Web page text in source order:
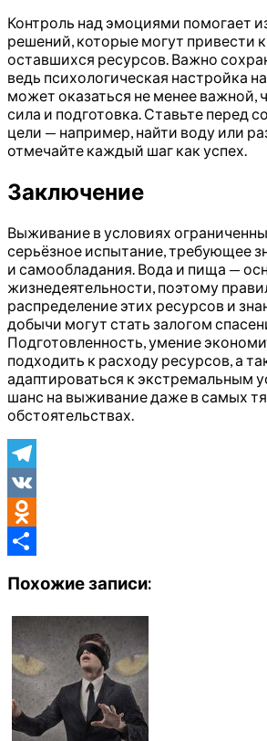
Контроль над эмоциями помогает
решений, которые могут привести
оставшихся ресурсов. Важно
ведь психологическая настройка
может оказаться не менее важной,
сила и подготовка. Ставьте перед
цели — например, найти воду или
отмечайте каждый шаг как успех.
Заключение
Выживание в условиях
серьёзное испытание, требующее
и самообладания. Вода и пища —
жизнедеятельности, поэтому
распределение этих ресурсов и
добычи могут стать залогом
Подготовленность, умение
подходить к расходу ресурсов, а
адаптироваться к экстремальным
шанс на выживание даже в самых
обстоятельствах.
Telegram
VK
Odnoklassniki
Похожие записи: